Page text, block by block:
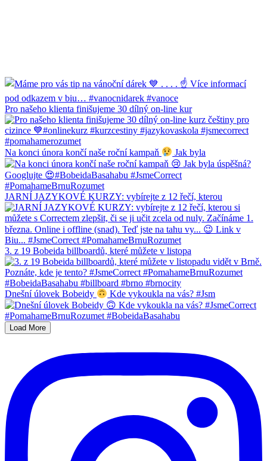
Pro našeho klienta finišujeme 30 dílný on-line kur
Na konci února končí naše roční kampaň Jak byla
JARNÍ JAZYKOVÉ KURZY: vybírejte z 12 řečí, kterou
3. z 19 Bobeida billboardů, které můžete v listopa
Dnešní úlovek Bobeidy Kde vykoukla na vás? #Jsm
Load More